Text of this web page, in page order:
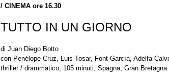
/ CINEMA ore 16.30
TUTTO IN UN GIORNO
di Juan Diego Botto
con Penélope Cruz, Luis Tosar, Font García, Adelfa
thriller / drammatico, 105 minuti, Spagna, Gran Bretagna